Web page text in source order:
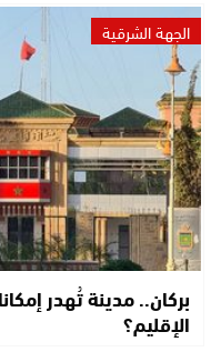
الجهة الشرقية
بركان.. مدينة تُهدر
الإقليم؟